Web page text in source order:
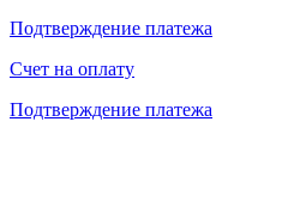
Подтверждение платежа
Счет на оплату
Подтверждение платежа